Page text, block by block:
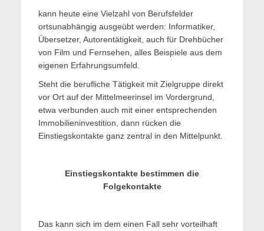
kann heute eine Vielzahl von Berufsfelder
ortsunabhängig ausgeübt werden: Informatiker,
Übersetzer, Autorentätigkeit, auch für Drehbücher
von Film und Fernsehen, alles Beispiele aus dem
eigenen Erfahrungsumfeld.
Steht die berufliche Tätigkeit mit Zielgruppe direkt
vor Ort auf der Mittelmeerinsel im Vordergrund,
etwa verbunden auch mit einer entsprechenden
Immobilieninvestition, dann rücken die
Einstiegskontakte ganz zentral in den Mittelpunkt.
Einstiegskontakte bestimmen die
Folgekontakte
Das kann sich im dem einen Fall sehr vorteilhaft